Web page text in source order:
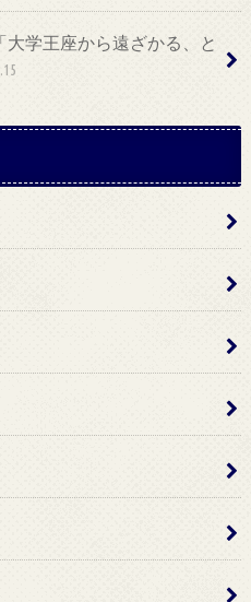
大学王座から遠ざかる、と